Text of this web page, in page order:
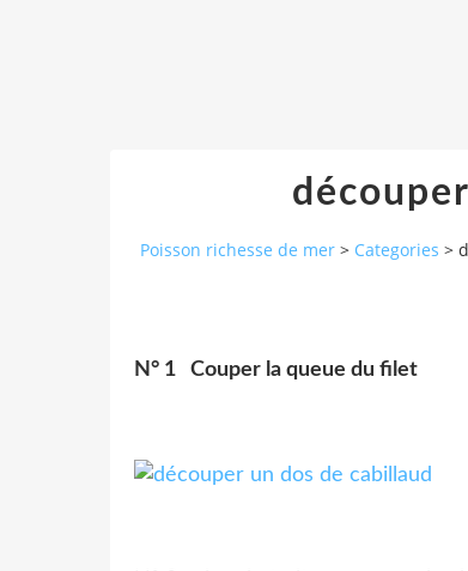
Poisson richesse de mer > Categories >
N° 1 Couper la queue du filet